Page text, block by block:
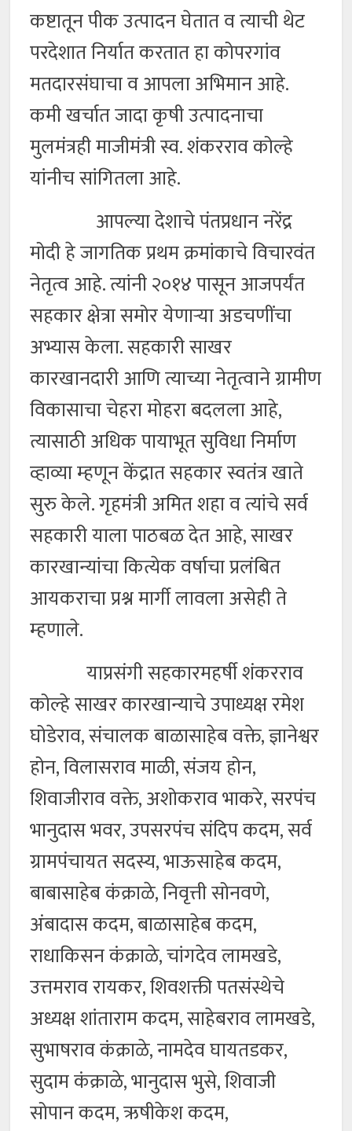
कष्टातून पीक उत्पादन घेतात व त्याची थेट
परदेशात निर्यात करतात हा कोपरगांव
मतदारसंघाचा व आपला अभिमान आहे.
कमी खर्चात जादा कृषी उत्पादनाचा
मुलमंत्रही माजीमंत्री स्व. शंकरराव कोल्हे
यांनीच सांगितला आहे.
आपल्या देशाचे पंतप्रधान नरेंद्र
मोदी हे जागतिक प्रथम क्रमांकाचे विचारवंत
नेतृत्व आहे. त्यांनी २०१४ पासून आजपर्यंत
सहकार क्षेत्रा समोर येणाऱ्या अडचणींचा
अभ्यास केला. सहकारी साखर
कारखानदारी आणि त्याच्या नेतृत्वाने ग्रामीण
विकासाचा चेहरा मोहरा बदलला आहे,
त्यासाठी अधिक पायाभूत सुविधा निर्माण
व्हाव्या म्हणून केंद्रात सहकार स्वतंत्र खाते
सुरु केले. गृहमंत्री अमित शहा व त्यांचे सर्व
सहकारी याला पाठबळ देत आहे, साखर
कारखान्यांचा कित्येक वर्षाचा प्रलंबित
आयकराचा प्रश्न मार्गी लावला असेही ते
म्हणाले.
याप्रसंगी सहकारमहर्षी शंकरराव
कोल्हे साखर कारखान्याचे उपाध्यक्ष रमेश
घोडेराव, संचालक बाळासाहेब वक्ते, ज्ञानेश्वर
होन, विलासराव माळी, संजय होन,
शिवाजीराव वक्ते, अशोकराव भाकरे, सरपंच
भानुदास भवर, उपसरपंच संदिप कदम, सर्व
ग्रामपंचायत सदस्य, भाऊसाहेब कदम,
बाबासाहेब कंक्राळे, निवृत्ती सोनवणे,
अंबादास कदम, बाळासाहेब कदम,
राधाकिसन कंक्राळे, चांगदेव लामखडे,
उत्तमराव रायकर, शिवशक्ती पतसंस्थेचे
अध्यक्ष शांताराम कदम, साहेबराव लामखडे,
सुभाषराव कंक्राळे, नामदेव घायतडकर,
सुदाम कंक्राळे, भानुदास भुसे, शिवाजी
सोपान कदम, ऋषीकेश कदम,